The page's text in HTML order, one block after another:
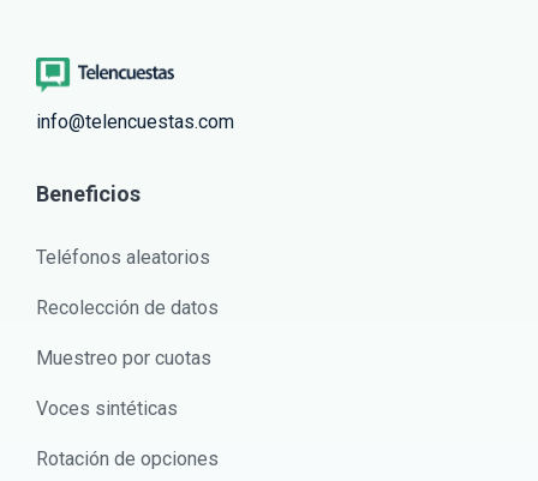
info@telencuestas.com
Beneficios
Teléfonos aleatorios
Recolección de datos
Muestreo por cuotas
Voces sintéticas
Rotación de opciones